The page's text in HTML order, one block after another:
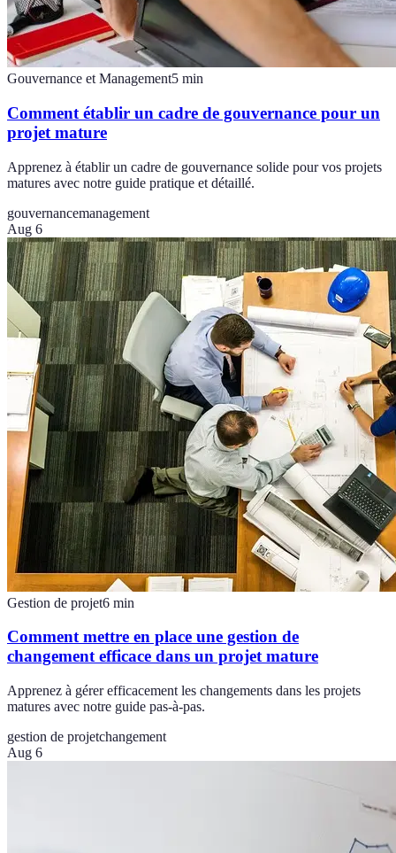
Gouvernance et Management5 min
Comment établir un cadre de gouvernance pour un
projet mature
Apprenez à établir un cadre de gouvernance solide pour vos projets
matures avec notre guide pratique et détaillé.
gouvernancemanagement
Aug 6
Gestion de projet6 min
Comment mettre en place une gestion de
changement efficace dans un projet mature
Apprenez à gérer efficacement les changements dans les projets
matures avec notre guide pas-à-pas.
gestion de projetchangement
Aug 6